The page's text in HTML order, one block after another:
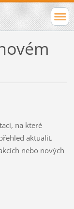
na které
aktualit.
nebo nových